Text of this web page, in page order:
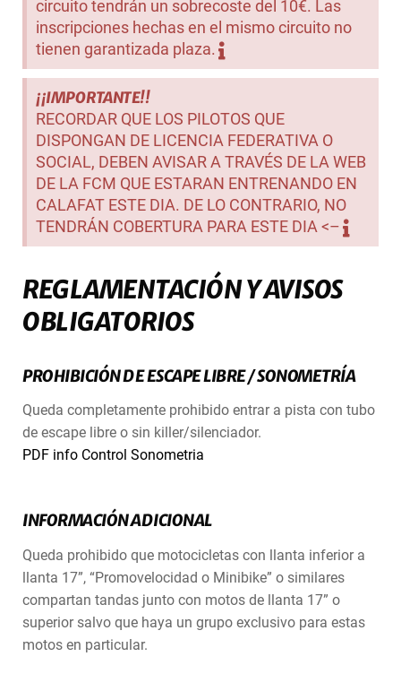
circuito tendrán un sobrecoste del 10€. Las
inscripciones hechas en el mismo circuito no
tienen garantizada plaza.
¡¡IMPORTANTE!!
RECORDAR QUE LOS PILOTOS QUE
DISPONGAN DE LICENCIA FEDERATIVA O
SOCIAL, DEBEN AVISAR A TRAVÉS DE LA WEB
DE LA FCM QUE ESTARAN ENTRENANDO EN
CALAFAT ESTE DIA. DE LO CONTRARIO, NO
TENDRÁN COBERTURA PARA ESTE DIA <–
REGLAMENTACIÓN Y AVISOS
OBLIGATORIOS
PROHIBICIÓN DE ESCAPE LIBRE / SONOMETRÍA
Queda completamente prohibido entrar a pista con tubo
de escape libre o sin killer/silenciador.
PDF info Control Sonometria
INFORMACIÓN ADICIONAL
Queda prohibido que motocicletas con llanta inferior a
llanta 17”, “Promovelocidad o Minibike” o similares
compartan tandas junto con motos de llanta 17” o
superior salvo que haya un grupo exclusivo para estas
motos en particular.